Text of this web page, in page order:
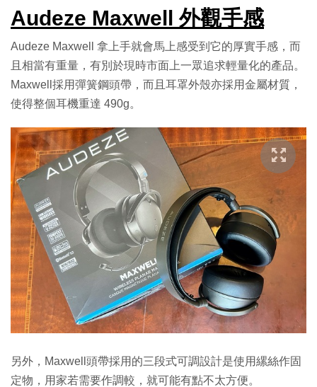
Audeze Maxwell 外觀手感
Audeze Maxwell 拿上手就會馬上感受到它的厚實手感，而
且相當有重量，有別於現時市面上一眾追求輕量化的產品。
Maxwell採用彈簧鋼頭帶，而且耳罩外殼亦採用金屬材質，
使得整個耳機重達 490g。
另外，Maxwell頭帶採用的三段式可調設計是使用縲絲作固
定物，用家若需要作調較，就可能有點不太方便。